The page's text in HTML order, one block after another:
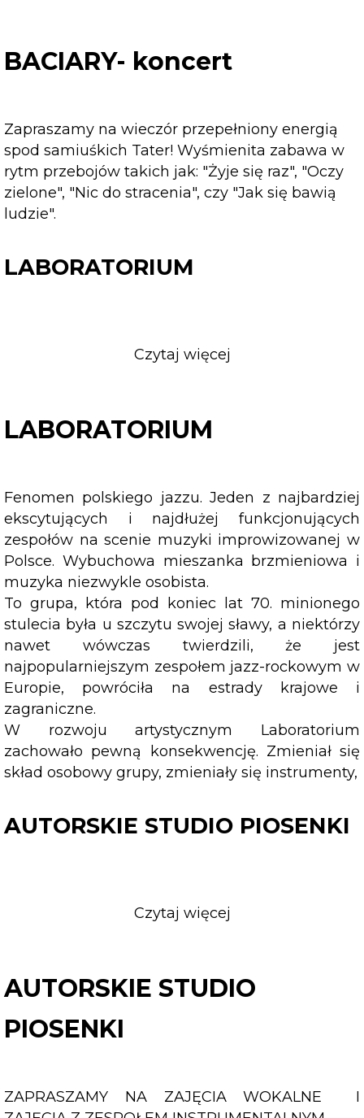
BACIARY- koncert
Zapraszamy na wieczór przepełniony energią
spod samiuśkich Tater! Wyśmienita zabawa w
rytm przebojów takich jak: "Żyje się raz", "Oczy
zielone", "Nic do stracenia", czy "Jak się bawią
ludzie".
LABORATORIUM
Czytaj więcej
LABORATORIUM
Fenomen polskiego jazzu. Jeden z najbardziej
ekscytujących i najdłużej funkcjonujących
zespołów na scenie muzyki improwizowanej w
Polsce. Wybuchowa mieszanka brzmieniowa i
muzyka niezwykle osobista.
To grupa, która pod koniec lat 70. minionego
stulecia była u szczytu swojej sławy, a niektórzy
nawet wówczas twierdzili, że jest
najpopularniejszym zespołem jazz-rockowym w
Europie, powróciła na estrady krajowe i
zagraniczne.
W rozwoju artystycznym Laboratorium
zachowało pewną konsekwencję. Zmieniał się
skład osobowy grupy, zmieniały się instrumenty,
AUTORSKIE STUDIO PIOSENKI
Czytaj więcej
PIOSENKI
AUTORSKIE STUDIO
PIOSENKI
ZAPRASZAMY NA ZAJĘCIA WOKALNE I